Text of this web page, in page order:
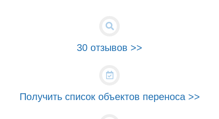
30 отзывов >>
Получить список объектов переноса >>